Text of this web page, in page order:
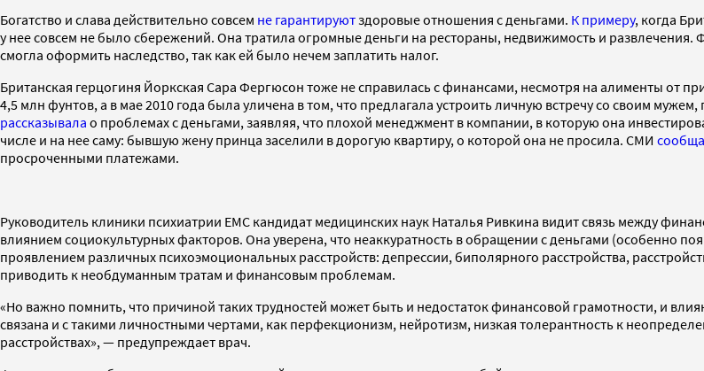
Богатство и слава действительно совсем не гарантируютздоровые отношения с деньгами. К примеру, когда
у нее совсем не было сбережений. Она тратила огромные деньги на рестораны, недвижимость и
смогла оформить наследство, так как ей было нечем заплатить налог.
Британская герцогиня Йоркская Сара Фергюсон тоже не справилась с финансами, несмотря на алименты от
4,5 млн фунтов, а в мае 2010 года была уличена в том, что предлагала устроить личную встречу со своим
рассказывала о проблемах с деньгами, заявляя, что плохой менеджмент в компании, в которую она
числе и на нее саму: бывшую жену принца заселили в дорогую квартиру, о которой она не просила. СМИ
просроченными платежами.
Руководитель клиники психиатрии ЕМС кандидат медицинских наук Наталья Ривкина видит связь между
влиянием социокультурных факторов. Она уверена, что неаккуратность в обращении с деньгами (особенно
проявлением различных психоэмоциональных расстройств: депрессии, биполярного расстройства,
приводить к необдуманным тратам и финансовым проблемам.
«Но важно помнить, что причиной таких трудностей может быть и недостаток финансовой грамотности, и
связана и с такими личностными чертами, как перфекционизм, нейротизм, низкая толерантность к
расстройствах», — предупреждает врач.